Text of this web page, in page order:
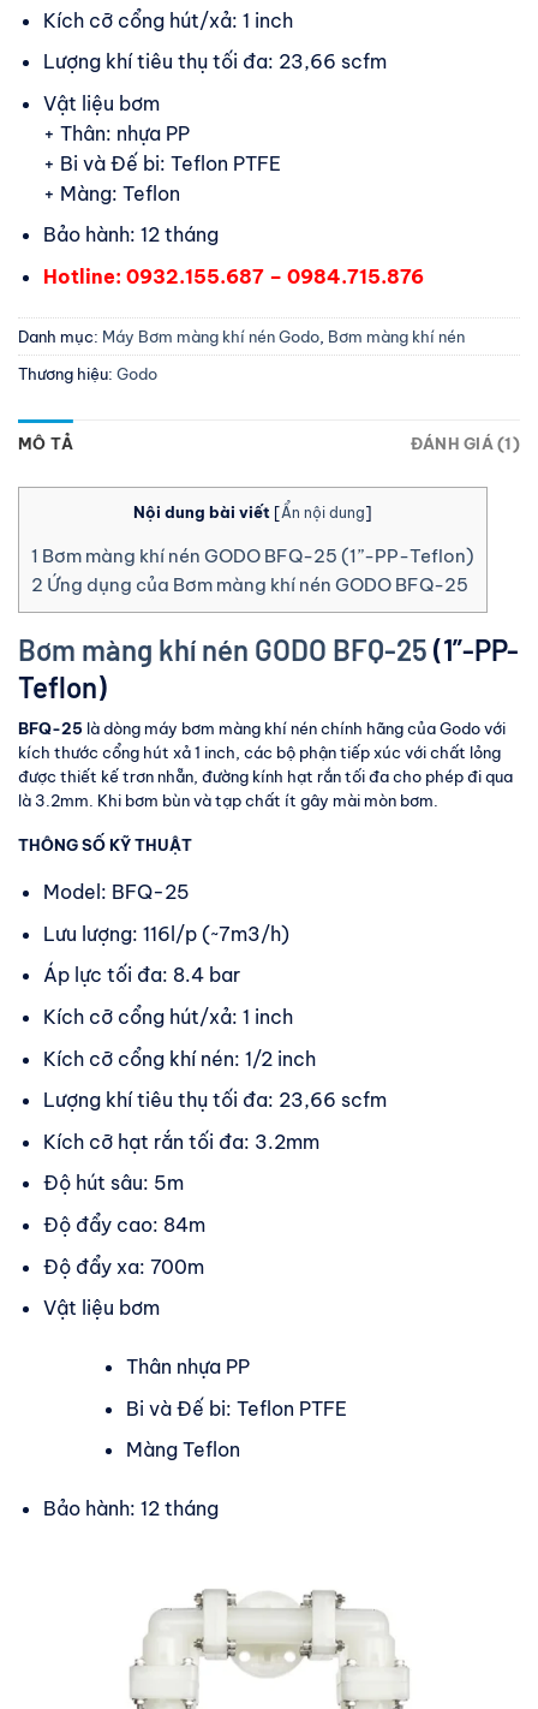
Kích cỡ cổng hút/xả: 1 inch
Lượng khí tiêu thụ tối đa: 23,66 scfm
Vật liệu bơm
+ Thân: nhựa PP
+ Bi và Đế bi: Teflon PTFE
+ Màng: Teflon
Bảo hành: 12 tháng
Hotline: 0932.155.687 – 0984.715.876
Danh mục: Máy Bơm màng khí nén Godo Bơm màng khí nén
Thương hiệu: Godo
MÔ TẢ ĐÁNH GIÁ (1)
Nội dung bài viết [Ẩn nội dung]
1 Bơm màng khí nén GODO BFQ-25 (1”-PP-Teflon)
2 Ứng dụng của Bơm màng khí nén GODO BFQ-25
Bơm màng khí nén GODO BFQ-25 (1”-PP-
Teflon)
BFQ-25 là dòng máy bơm màng khí nén chính hãng của Godo với
kích thước cổng hút xả 1 inch, các bộ phận tiếp xúc với chất lỏng
được thiết kế trơn nhẵn, đường kính hạt rắn tối đa cho phép đi qua
là 3.2mm. Khi bơm bùn và tạp chất ít gây mài mòn bơm.
THÔNG SỐ KỸ THUẬT
Model: BFQ-25
Lưu lượng: 116l/p (~7m3/h)
Áp lực tối đa: 8.4 bar
Kích cỡ cổng hút/xả: 1 inch
Kích cỡ cổng khí nén: 1/2 inch
Lượng khí tiêu thụ tối đa: 23,66 scfm
Kích cỡ hạt rắn tối đa: 3.2mm
Độ hút sâu: 5m
Độ đẩy cao: 84m
Độ đẩy xa: 700m
Vật liệu bơm
Thân nhựa PP
Bi và Đế bi: Teflon PTFE
Màng Teflon
Bảo hành: 12 tháng